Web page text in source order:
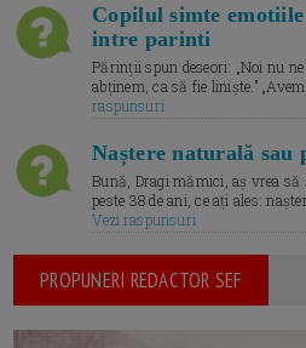
Copilul simte
intre parinti
Părinții spun deseori: „Noi nu
abținem, ca să fie liniște.”
raspunsuri
Naștere naturală sau
Bună, Dragi mămici, aș vrea să
peste 38 de ani, ce ați ales:
Vezi raspunsuri
PROPUNERI REDACTOR SEF